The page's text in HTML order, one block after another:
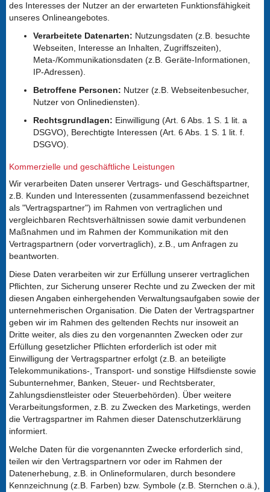
des Interesses der Nutzer an der erwarteten Funktionsfähigkeit
unseres Onlineangebotes.
Verarbeitete Datenarten: Nutzungsdaten (z.B. besuchte
Webseiten, Interesse an Inhalten, Zugriffszeiten),
Meta-/Kommunikationsdaten (z.B. Geräte-Informationen,
IP-Adressen).
Betroffene Personen: Nutzer (z.B. Webseitenbesucher,
Nutzer von Onlinediensten).
Rechtsgrundlagen: Einwilligung (Art. 6 Abs. 1 S. 1 lit. a
DSGVO), Berechtigte Interessen (Art. 6 Abs. 1 S. 1 lit. f.
DSGVO).
Kommerzielle und geschäftliche Leistungen
Wir verarbeiten Daten unserer Vertrags- und Geschäftspartner,
z.B. Kunden und Interessenten (zusammenfassend bezeichnet
als "Vertragspartner") im Rahmen von vertraglichen und
vergleichbaren Rechtsverhältnissen sowie damit verbundenen
Maßnahmen und im Rahmen der Kommunikation mit den
Vertragspartnern (oder vorvertraglich), z.B., um Anfragen zu
beantworten.
Diese Daten verarbeiten wir zur Erfüllung unserer vertraglichen
Pflichten, zur Sicherung unserer Rechte und zu Zwecken der mit
diesen Angaben einhergehenden Verwaltungsaufgaben sowie der
unternehmerischen Organisation. Die Daten der Vertragspartner
geben wir im Rahmen des geltenden Rechts nur insoweit an
Dritte weiter, als dies zu den vorgenannten Zwecken oder zur
Erfüllung gesetzlicher Pflichten erforderlich ist oder mit
Einwilligung der Vertragspartner erfolgt (z.B. an beteiligte
Telekommunikations-, Transport- und sonstige Hilfsdienste sowie
Subunternehmer, Banken, Steuer- und Rechtsberater,
Zahlungsdienstleister oder Steuerbehörden). Über weitere
Verarbeitungsformen, z.B. zu Zwecken des Marketings, werden
die Vertragspartner im Rahmen dieser Datenschutzerklärung
informiert.
Welche Daten für die vorgenannten Zwecke erforderlich sind,
teilen wir den Vertragspartnern vor oder im Rahmen der
Datenerhebung, z.B. in Onlineformularen, durch besondere
Kennzeichnung (z.B. Farben) bzw. Symbole (z.B. Sternchen o.ä.),